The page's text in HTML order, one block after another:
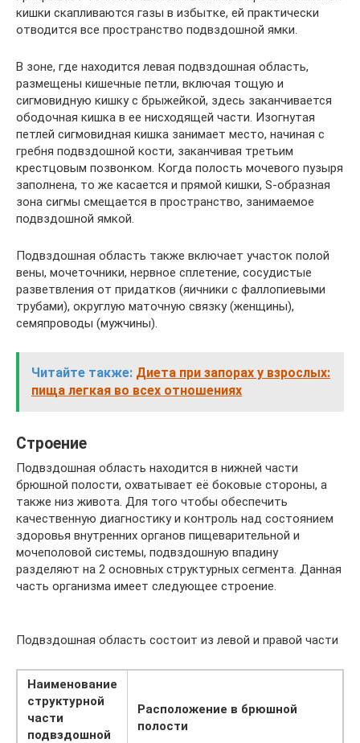
кишки скапливаются газы в избытке, ей практически
отводится все пространство подвздошной ямки.
В зоне, где находится левая подвздошная область,
размещены кишечные петли, включая тощую и
сигмовидную кишку с брыжейкой, здесь заканчивается
ободочная кишка в ее нисходящей части. Изогнутая
петлей сигмовидная кишка занимает место, начиная с
гребня подвздошной кости, заканчивая третьим
крестцовым позвонком. Когда полость мочевого пузыря
заполнена, то же касается и прямой кишки, S-образная
зона сигмы смещается в пространство, занимаемое
подвздошной ямкой.
Подвздошная область также включает участок полой
вены, мочеточники, нервное сплетение, сосудистые
разветвления от придатков (яичники с фаллопиевыми
трубами), округлую маточную связку (женщины),
семяпроводы (мужчины).
Читайте также: Диета при запорах у взрослых:
пища легкая во всех отношениях
Строение
Подвздошная область находится в нижней части
брюшной полости, охватывает её боковые стороны, а
также низ живота. Для того чтобы обеспечить
качественную диагностику и контроль над состоянием
здоровья внутренних органов пищеварительной и
мочеполовой системы, подвздошную впадину
разделяют на 2 основных структурных сегмента. Данная
часть организма имеет следующее строение.
Подвздошная область состоит из левой и правой части
Наименование
структурной
части
подвздошной
Расположение в брюшной
полости